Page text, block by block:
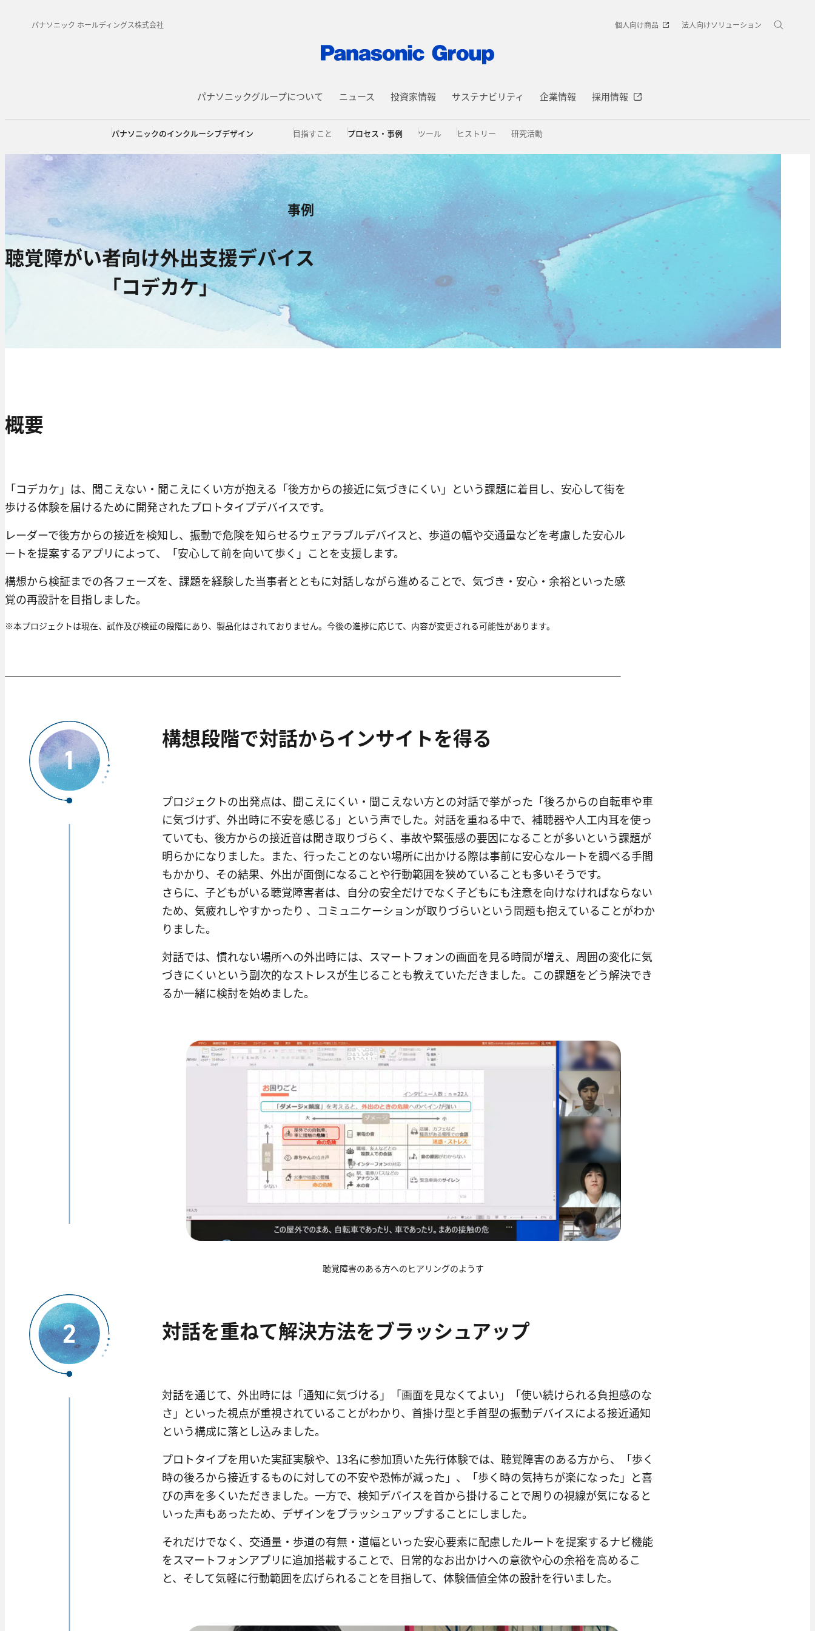
パナソニック ホールディングス株式会社
パナソニックグループについて ニュース 投資家情報 サステナビリティ 企業情報 採用情報
個人向け商品 法人向けソリューション
パナソニックのインクルーシブデザイン 目指すこと プロセス・事例 ツール ヒストリー 研究活動
事例
聴覚障がい者向け外出支援デバイス
「コデカケ」​​
概要​​
「コデカケ」は、聞こえない・聞こえにくい方が抱える「後方からの接近に気づきにくい」という課題に着目し、安心して街を
歩ける体験を届けるために開発されたプロトタイプデバイスです。
レーダーで後方からの接近を検知し、振動で危険を知らせるウェアラブルデバイスと、歩道の幅や交通量などを考慮した安心ル
ートを提案するアプリによって、「安心して前を向いて歩く」ことを支援します。
構想から検証までの各フェーズを、課題を経験した当事者とともに対話しながら進めることで、気づき・安心・余裕といった感
覚の再設計を目指しました。
※本プロジェクトは現在、試作及び検証の段階にあり、製品化はされておりません。今後の進捗に応じて、内容が変更される可能性があります。
構想段階で対話からインサイトを得る
プロジェクトの出発点は、聞こえにくい・聞こえない方との対話で挙がった「後ろからの自転車や車
に気づけず、外出時に不安を感じる」という声でした。対話を重ねる中で、補聴器や人工内耳を使っ
ていても、後方からの接近音は聞き取りづらく、事故や緊張感の要因になることが多いという課題が
明らかになりました。また、行ったことのない場所に出かける際は事前に安心なルートを調べる手間
もかかり、その結果、外出が面倒になることや行動範囲を狭めていることも多いそうです。
さらに、子どもがいる聴覚障害者は、自分の安全だけでなく子どもにも注意を向けなければならない
ため、気疲れしやすかったり 、コミュニケーションが取りづらいという問題も抱えていることがわか
りました。
対話では、慣れない場所への外出時には、スマートフォンの画面を見る時間が増え、周囲の変化に気
づきにくいという副次的なストレスが生じることも教えていただきました。この課題をどう解決でき
るか一緒に検討を始めました。
聴覚障害のある方へのヒアリングのようす
対話を重ねて解決方法をブラッシュアップ​​
対話を通じて、外出時には「通知に気づける」「画面を見なくてよい」「使い続けられる負担感のな
さ」といった視点が重視されていることがわかり、首掛け型と手首型の振動デバイスによる接近通知
という構成に落とし込みました。
プロトタイプを用いた実証実験や、13名に参加頂いた先行体験では、聴覚障害のある方から、「歩く
時の後ろから接近するものに対しての不安や恐怖が減った」、「歩く時の気持ちが楽になった」と喜
びの声を多くいただきました。一方で、検知デバイスを首から掛けることで周りの視線が気になると
いった声もあったため、デザインをブラッシュアップすることにしました。
それだけでなく、交通量・歩道の有無・道幅といった安心要素に配慮したルートを提案するナビ機能
をスマートフォンアプリに追加搭載することで、日常的なお出かけへの意欲や心の余裕を高めるこ
と、そして気軽に行動範囲を広げられることを目指して、体験価値全体の設計を行いました。